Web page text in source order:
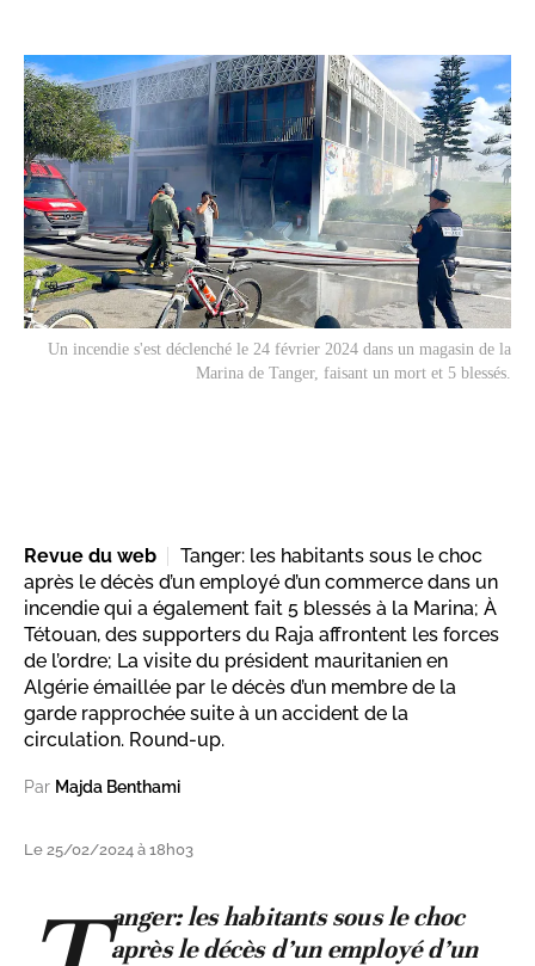
Un incendie s'est déclenché le 24 février 2024 dans un magasin de la
Marina de Tanger, faisant un mort et 5 blessés.
Revue du web
Tanger: les habitants sous le choc
après le décès d’un employé d’un commerce dans un
incendie qui a également fait 5 blessés à la Marina; À
Tétouan, des supporters du Raja affrontent les forces
de l’ordre; La visite du président mauritanien en
Algérie émaillée par le décès d’un membre de la
garde rapprochée suite à un accident de la
circulation. Round-up.
Par Majda Benthami
Le 25/02/2024 à 18h03
anger: les habitants sous le choc
après le décès d’un employé d’un